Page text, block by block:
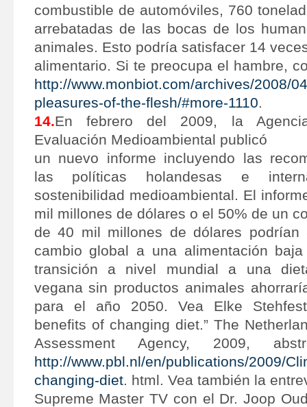
combustible de automóviles, 760
arrebatadas de las bocas de los
animales. Esto podría satisfacer 14
alimentario. Si te preocupa el hambre,
http://www.monbiot.com/archives/2008/
pleasures-of-the-flesh/#more-1110.
14.En febrero del 2009, la
Evaluación Medioambiental publicó
un nuevo informe incluyendo las
las políticas holandesas e
sostenibilidad medioambiental. El
mil millones de dólares o el 50% de un
de 40 mil millones de dólares podrían
cambio global a una alimentación
transición a nivel mundial a una
vegana sin productos animales
para el año 2050. Vea Elke
benefits of changing diet.” The
Assessment Agency, 2009,
http://www.pbl.nl/en/publications/2009/
changing-diet. html. Vea también la
Supreme Master TV con el Dr. Joop